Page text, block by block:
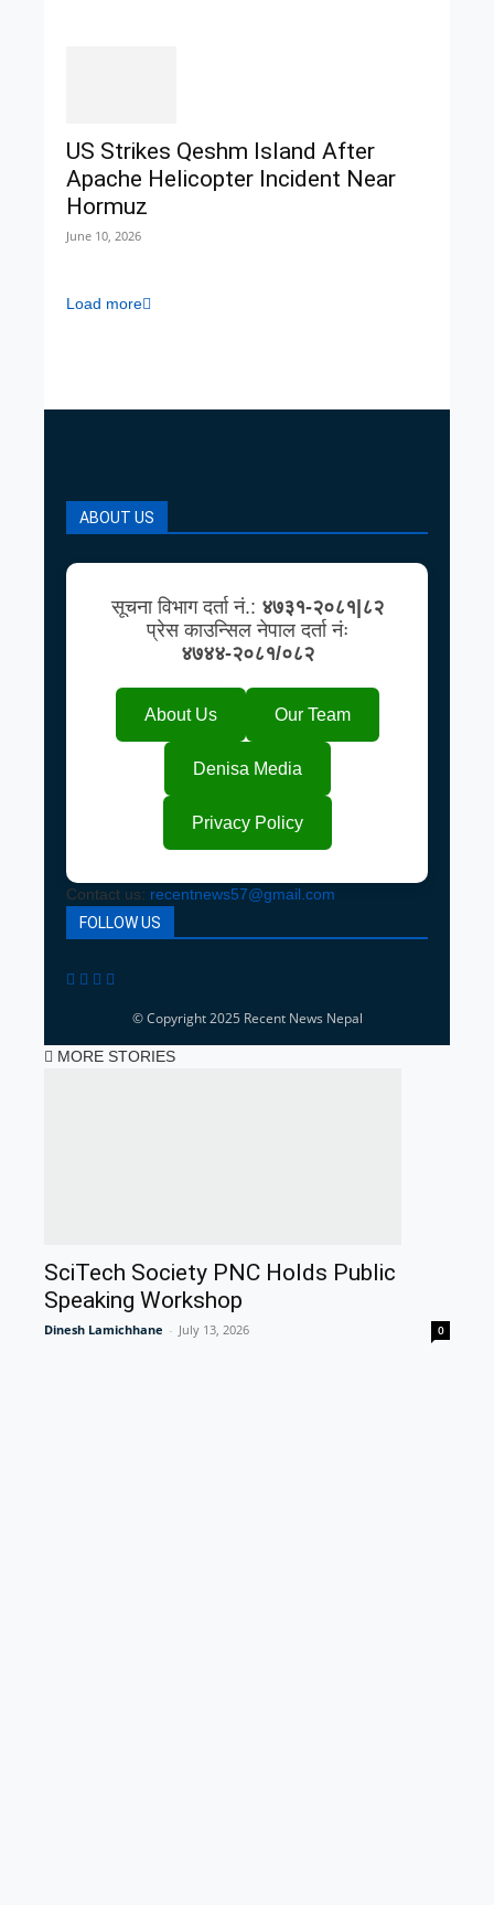
US Strikes Qeshm Island After
Apache Helicopter Incident Near
Hormuz
June 10, 2026
Load more
ABOUT US
सूचना विभाग दर्ता नं.: ४७३१-२०८१|८२
प्रेस काउन्सिल नेपाल दर्ता नंः
४७४४-२०८१/०८२
About Us Our Team
Denisa Media
Privacy Policy
Contact us: recentnews57@gmail.com
FOLLOW US
© Copyright 2025 Recent News Nepal
MORE STORIES
SciTech Society PNC Holds Public
Speaking Workshop
Dinesh Lamichhane - July 13, 2026 0